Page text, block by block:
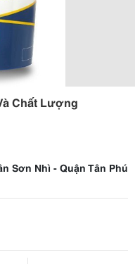
Chất Lượng
Sơn Nhì - Quận Tân Phú